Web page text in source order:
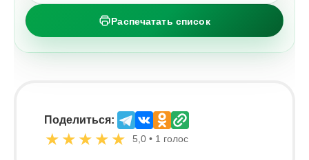
Распечатать список
Поделиться:
★ ★ ★ ★ ★ 5,0 • 1 голос